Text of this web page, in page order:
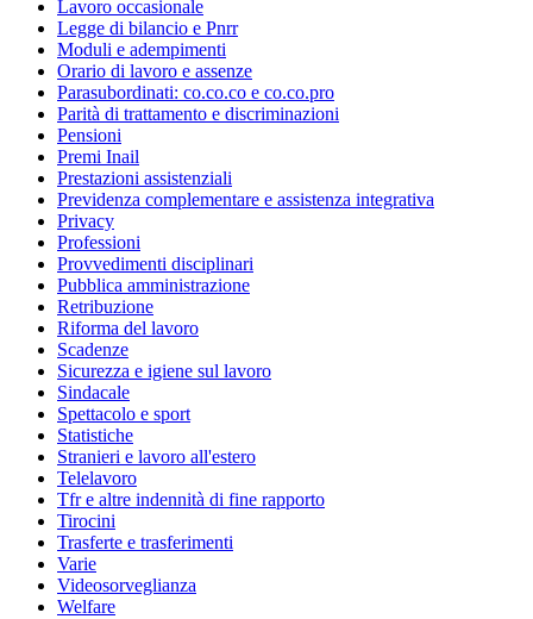
Lavoro occasionale
Legge di bilancio e Pnrr
Moduli e adempimenti
Orario di lavoro e assenze
Parasubordinati: co.co.co e co.co.pro
Parità di trattamento e discriminazioni
Pensioni
Premi Inail
Prestazioni assistenziali
Previdenza complementare e assistenza integrativa
Privacy
Professioni
Provvedimenti disciplinari
Pubblica amministrazione
Retribuzione
Riforma del lavoro
Scadenze
Sicurezza e igiene sul lavoro
Sindacale
Spettacolo e sport
Statistiche
Stranieri e lavoro all'estero
Telelavoro
Tfr e altre indennità di fine rapporto
Tirocini
Trasferte e trasferimenti
Varie
Videosorveglianza
Welfare